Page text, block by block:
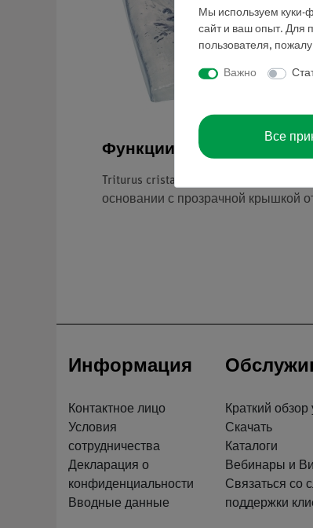
Функции и применение
Triturus cristatus. Естественный
основании с прозрачной крышкой
Информация
Контактное лицо
Условия
сотрудничества
Декларация о
конфиденциальности
Вводные данные
Краткий обзор
Скачать
Каталоги
Вебинары и
Связаться со
поддержки
Мы используем куки-
сайт и ваш опыт. Для
пользователя,
Важно
Все